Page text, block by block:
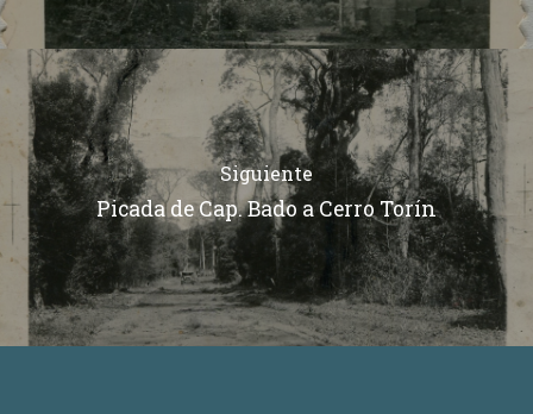
Siguiente
Picada de Cap. Bado a Cerro Torín